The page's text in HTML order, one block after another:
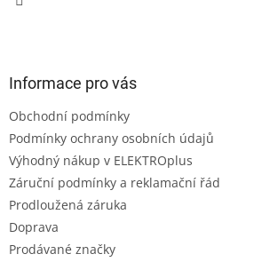
Informace pro vás
Obchodní podmínky
Podmínky ochrany osobních údajů
Výhodný nákup v ELEKTROplus
Záruční podmínky a reklamační řád
Prodloužená záruka
Doprava
Prodávané značky